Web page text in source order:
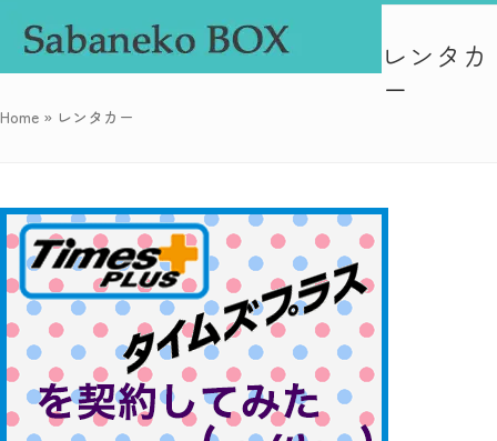
Open
mobile
Close
mobile
レンタカ
ー
Home » レンタカー